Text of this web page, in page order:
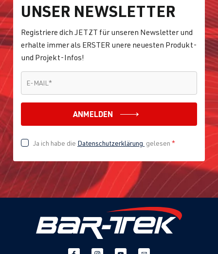
UNSER NEWSLETTER
Registriere dich JETZT für unseren Newsletter und
erhalte immer als ERSTER unere neuesten Produkt-
und Projekt-Infos!
E-MAIL *
ANMELDEN
Ja ich habe die Datenschutzerklärung gelesen *